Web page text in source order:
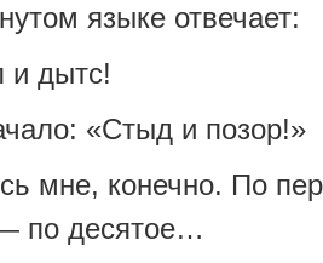
языке отвечает:
дытс!
«Стыд и позор!»
мне, конечно. По
по десятое…